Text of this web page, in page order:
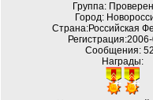
Группа:
Город:
Страна:Российская
Сообщения:
Награды: